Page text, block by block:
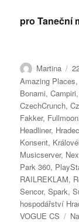
pro Taneční
Autor:
Martina
Amazing Places
Bonami,Campiri
CzechCrunch,
Fakker, Fullmoon
Headliner,
Konsent,
Musicserver,
Park 360,
RAILREKLAM,
Sencor,Spark,
hospodářství
VOGUE CS